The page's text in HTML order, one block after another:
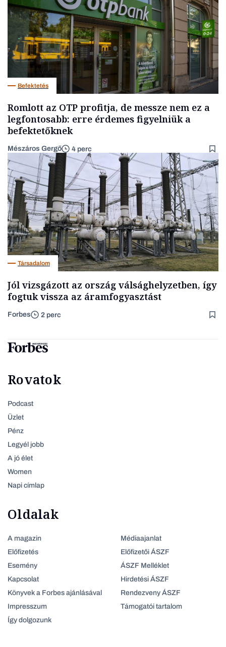
Befektetés
Romlott az OTP profitja, de messze nem ez a
legfontosabb: erre érdemes figyelniük a
befektetőknek
Mészáros Gergő 4 perc
Társadalom
Jól vizsgázott az ország válsághelyzetben, így
fogtuk vissza az áramfogyasztást
Forbes 2 perc
Rovatok
Podcast
Üzlet
Pénz
Legyél jobb
A jó élet
Women
Napi címlap
Oldalak
A magazin
Előfizetés
Esemény
Kapcsolat
Könyvek a Forbes ajánlásával
Impresszum
Így dolgozunk
Médiaajanlat
Előfizetői ÁSZF
ÁSZF Melléklet
Hirdetési ÁSZF
Rendezveny ÁSZF
Támogatói tartalom